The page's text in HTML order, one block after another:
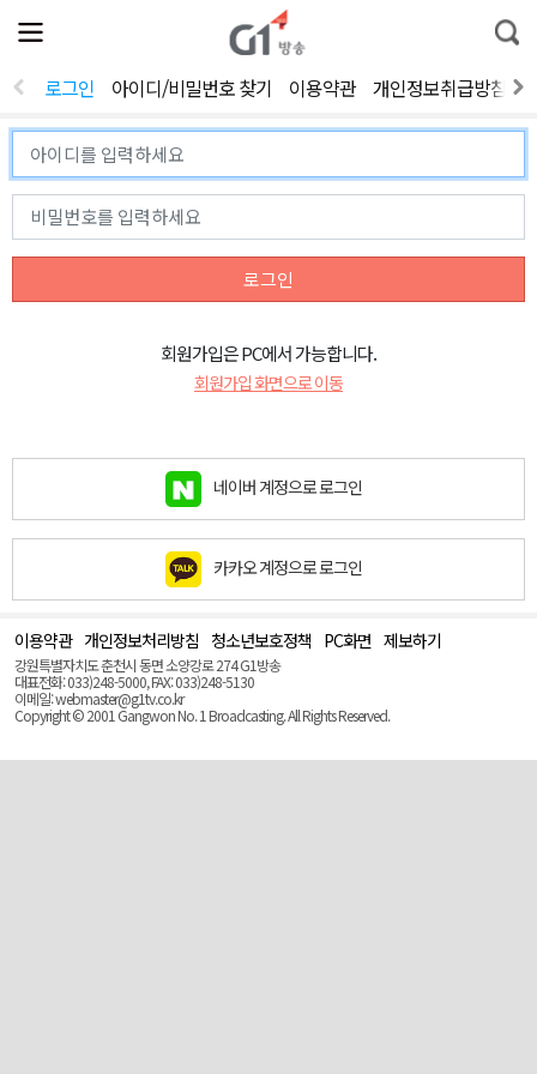
전
체
뉴
열
통
합
색
로그인 아이디/비밀번호 찾기 이용약관 개인정보취급방침
로그인
회원가입은 PC에서 가능합니다.
회원가입 화면으로 이동
네이버 계정으로 로그인
카카오 계정으로 로그인
이용약관 개인정보처리방침 청소년보호정책 PC화면 제보하기
강원특별자치도 춘천시 동면 소양강로 274 G1방송
대표전화: 033)248-5000, FAX: 033)248-5130
이메일: webmaster@g1tv.co.kr
Copyright © 2001 Gangwon No. 1 Broadcasting. All Rights Reserved.